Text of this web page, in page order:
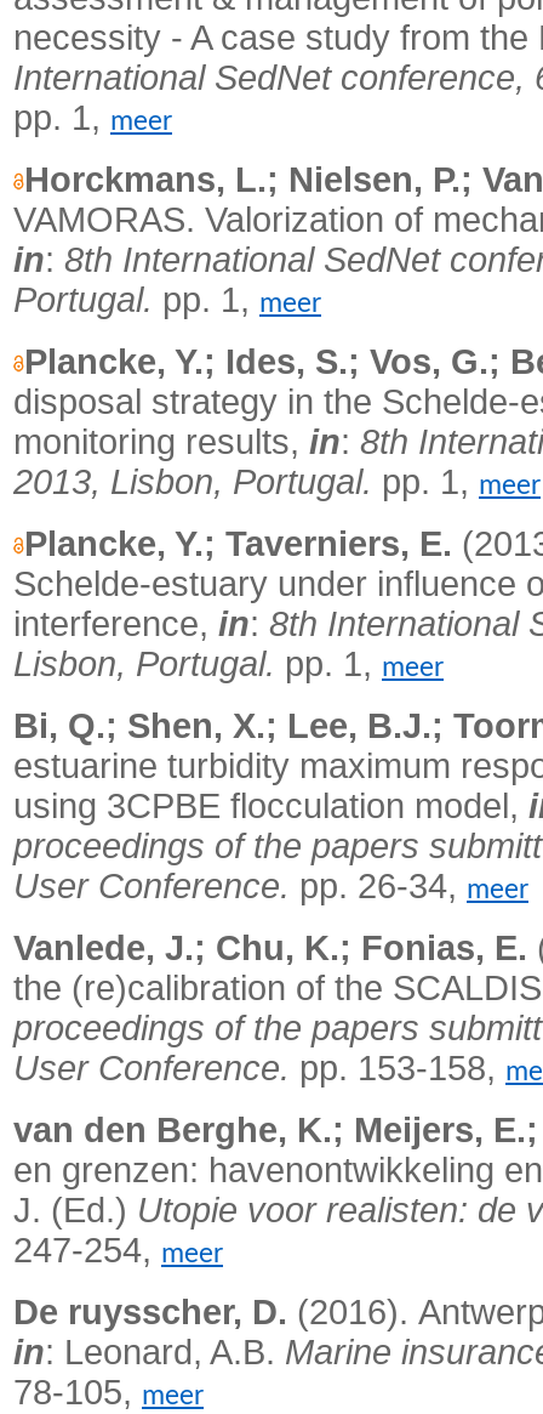
necessity - A case study from
International SedNet
pp. 1, meer
Horckmans, L.; Nielsen, P.;
VAMORAS. Valorization of
in: 8th International SedNet
Portugal. pp. 1, meer
Plancke, Y.; Ides, S.; Vos, G.;
disposal strategy in the Schelde-
monitoring results, in: 8th
2013, Lisbon, Portugal. pp. 1, meer
Plancke, Y.; Taverniers, E.
Schelde-estuary under influence
interference, in: 8th International
Lisbon, Portugal. pp. 1, meer
Bi, Q.; Shen, X.; Lee, B.J.;
estuarine turbidity maximum
using 3CPBE flocculation model,
proceedings of the papers
User Conference. pp. 26-34, meer
Vanlede, J.; Chu, K.; Fonias, E.
the (re)calibration of the
proceedings of the papers
User Conference. pp. 153-158,
van den Berghe, K.; Meijers,
en grenzen: havenontwikkeling
J. (Ed.) Utopie voor realisten: de
247-254, meer
De ruysscher, D. (2016).
in: Leonard, A.B. Marine
78-105, meer